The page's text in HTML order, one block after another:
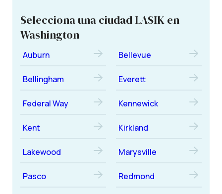
Selecciona una ciudad LASIK en
Washington
Auburn Bellevue
Bellingham Everett
Federal Way Kennewick
Kent Kirkland
Lakewood Marysville
Pasco Redmond